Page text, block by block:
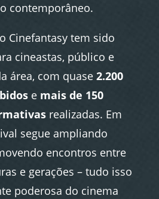
contemporâneo.
Cinefantasy tem sido
cineastas, público e
área, com quase2.200
e mais de 150
realizadas. Em
segue ampliando
encontros entre
e gerações – tudo isso
poderosa do cinema